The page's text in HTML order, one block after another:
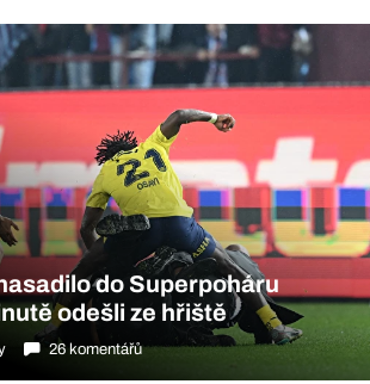
do Superpoháru
odešli ze hřiště
26 komentářů